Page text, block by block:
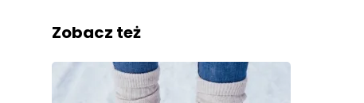
Zobacz też